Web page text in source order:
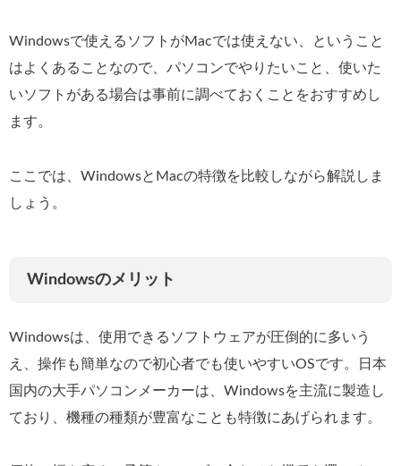
Windowsで使えるソフトがMacでは使えない、ということ
はよくあることなので、パソコンでやりたいこと、使いた
いソフトがある場合は事前に調べておくことをおすすめし
ます。
ここでは、WindowsとMacの特徴を比較しながら解説しま
しょう。
Windowsのメリット
Windowsは、使用できるソフトウェアが圧倒的に多いう
え、操作も簡単なので初心者でも使いやすいOSです。日本
国内の大手パソコンメーカーは、Windowsを主流に製造し
ており、機種の種類が豊富なことも特徴にあげられます。